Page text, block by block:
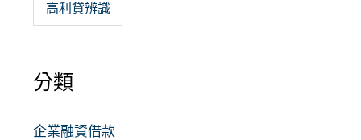
高利貸辨識
分類
企業融資借款